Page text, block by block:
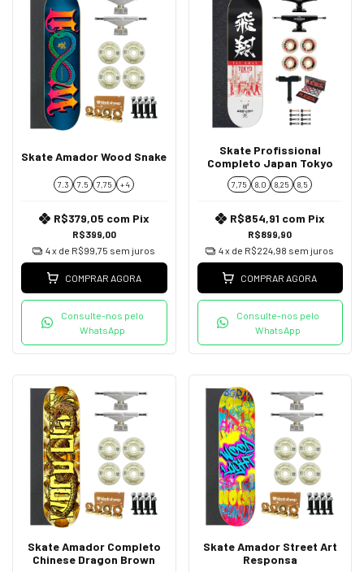
Skate Amador Wood Snake
7.3 7.5 7,75 + 4
R$399,00
R$379,05 com Pix
4x de R$99,75 sem juros
COMPRAR AGORA
Consulte-nos pelo
WhatsApp
Skate Profissional
Completo Japan Tokyo
7,75 8.0 8,25 8,5
R$899,90
R$854,91 com Pix
4x de R$224,98 sem juros
COMPRAR AGORA
Consulte-nos pelo
WhatsApp
Skate Amador Completo
Chinese Dragon Brown
Skate Amador Street Art
Responsa